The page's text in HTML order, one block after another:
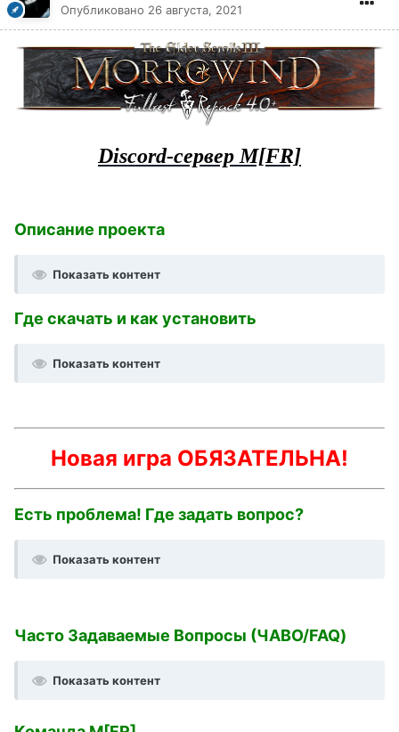
Опубликовано 26 августа, 2021
Discord-сервер M[FR]
Описание проекта
Показать контент
Где скачать и как установить
Показать контент
Новая игра ОБЯЗАТЕЛЬНА!
Есть проблема! Где задать вопрос?
Показать контент
Часто Задаваемые Вопросы (ЧАВО/FAQ)
Показать контент